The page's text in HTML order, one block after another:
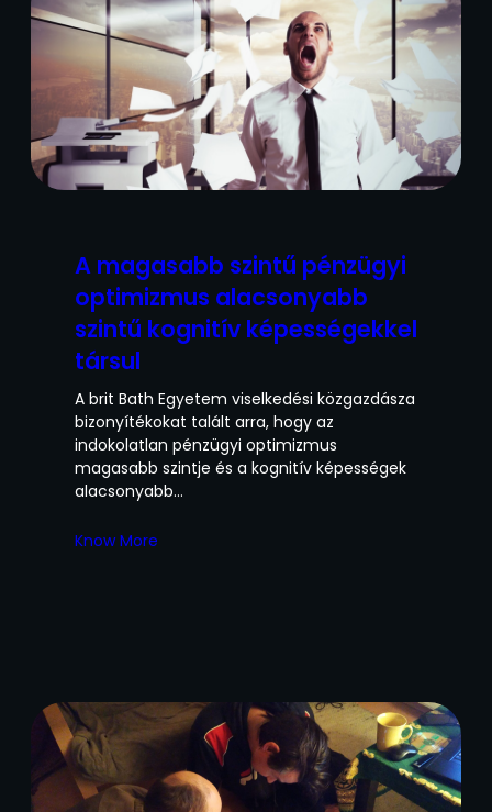
A magasabb szintű pénzügyi
optimizmus alacsonyabb
szintű kognitív képességekkel
társul
A brit Bath Egyetem viselkedési közgazdásza
bizonyítékokat talált arra, hogy az
indokolatlan pénzügyi optimizmus
magasabb szintje és a kognitív képességek
alacsonyabb…
Know More